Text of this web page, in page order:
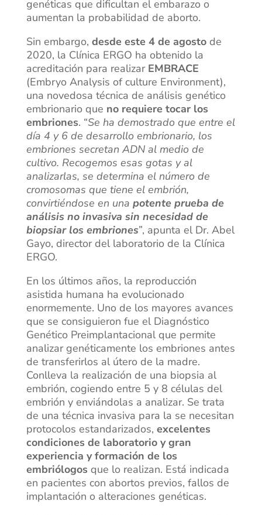
genéticas que dificultan el embarazo o
aumentan la probabilidad de aborto.
Sin embargo, desde este 4 de agostode
2020, la Clínica ERGO ha obtenido la
acreditación para realizar EMBRACE
(Embryo Analysis of culture Environment),
una novedosa técnica de análisis genético
embrionario que no requiere tocar los
embriones. “Se ha demostrado que entre el
día 4 y 6 de desarrollo embrionario, los
embriones secretan ADN al medio de
cultivo. Recogemos esas gotas y al
analizarlas, se determina el número de
cromosomas que tiene el embrión,
convirtiéndose en una potente prueba de
análisis no invasiva sin necesidad de
biopsiar los embriones”, apunta el Dr. Abel
Gayo, director del laboratorio de la Clínica
ERGO.
En los últimos años, la reproducción
asistida humana ha evolucionado
enormemente. Uno de los mayores avances
que se consiguieron fue el Diagnóstico
Genético Preimplantacional que permite
analizar genéticamente los embriones antes
de transferirlos al útero de la madre.
Conlleva la realización de una biopsia al
embrión, cogiendo entre 5 y 8 células del
embrión y enviándolas a analizar. Se trata
de una técnica invasiva para la se necesitan
protocolos estandarizados, excelentes
condiciones de laboratorio y gran
experiencia y formación de los
embriólogos que lo realizan. Está indicada
en pacientes con abortos previos, fallos de
implantación o alteraciones genéticas.